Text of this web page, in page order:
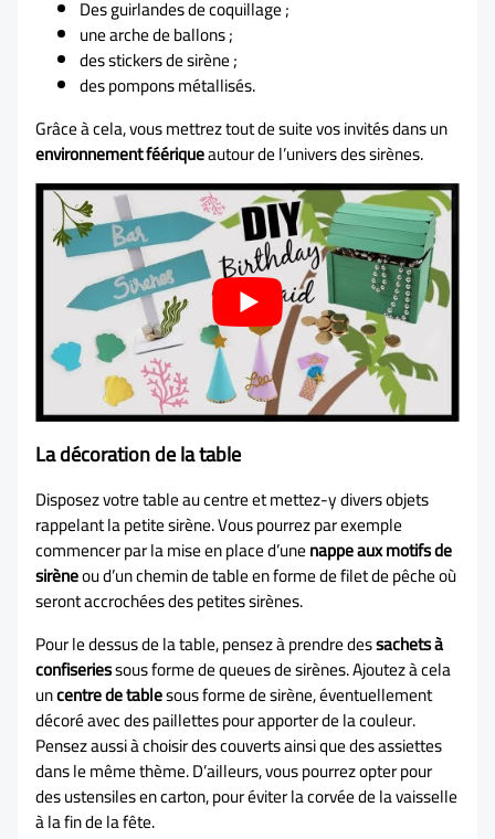
Des guirlandes de coquillage ;
une arche de ballons ;
des stickers de sirène ;
des pompons métallisés.
Grâce à cela, vous mettrez tout de suite vos invités dans un
environnement féériqueautour de l’univers des sirènes.
La décoration de la table
Disposez votre table au centre et mettez-y divers objets
rappelant la petite sirène. Vous pourrez par exemple
commencer par la mise en place d’unenappe aux motifs de
sirèneou d’un chemin de table en forme de filet de pêche où
seront accrochées des petites sirènes.
Pour le dessus de la table, pensez à prendre dessachets à
confiseriessous forme de queues de sirènes. Ajoutez à cela
uncentre de tablesous forme de sirène, éventuellement
décoré avec des paillettes pour apporter de la couleur.
Pensez aussi à choisir des couverts ainsi que des assiettes
dans le même thème. D’ailleurs, vous pourrez opter pour
des ustensiles en carton, pour éviter la corvée de la vaisselle
à la fin de la fête.